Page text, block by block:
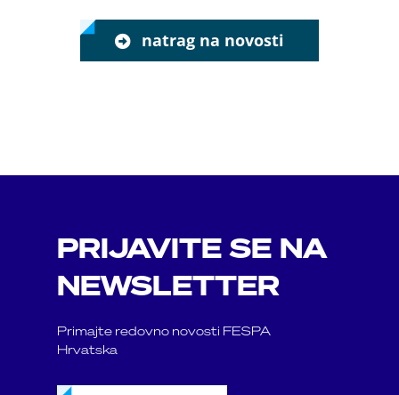
natrag na novosti
PRIJAVITE SE NA
NEWSLETTER
Primajte redovno novosti FESPA
Hrvatska